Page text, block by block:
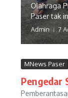
Olahraga
Paser tak
Admin 7
MNews Paser
Pengedar